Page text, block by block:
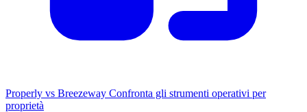
Properly vs Breezeway Confronta gli strumenti operativi per
proprietà